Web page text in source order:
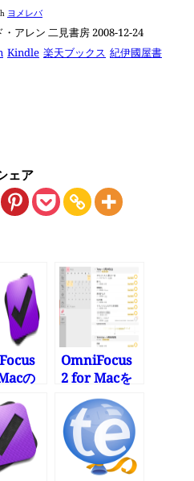
ヨメレバ
・アレン 二見書房 2008-12-24
Kindle 楽天ブックス 紀伊國屋書
ェア
の
OmniFocus
2 for Macを
使った最近の
タスク管理の
流れ